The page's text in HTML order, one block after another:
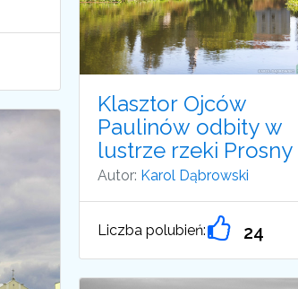
Klasztor Ojców
Paulinów odbity w
lustrze rzeki Prosny
Autor: Karol Dąbrowski
Liczba polubień: 24